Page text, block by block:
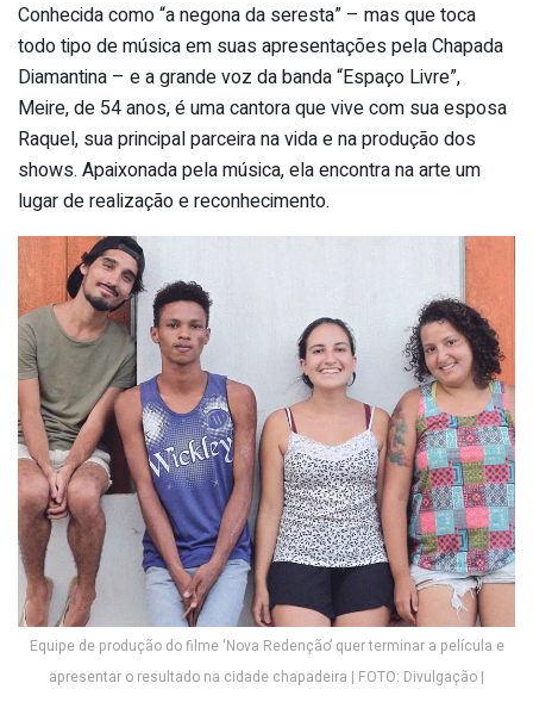
Conhecida como “a negona da seresta” – mas que toca
todo tipo de música em suas apresentações pela Chapada
Diamantina – e a grande voz da banda “Espaço Livre”,
Meire, de 54 anos, é uma cantora que vive com sua esposa
Raquel, sua principal parceira na vida e na produção dos
shows. Apaixonada pela música, ela encontra na arte um
lugar de realização e reconhecimento.
Equipe de produção do filme ‘Nova Redenção’ quer terminar a película e
apresentar o resultado na cidade chapadeira | FOTO: Divulgação |